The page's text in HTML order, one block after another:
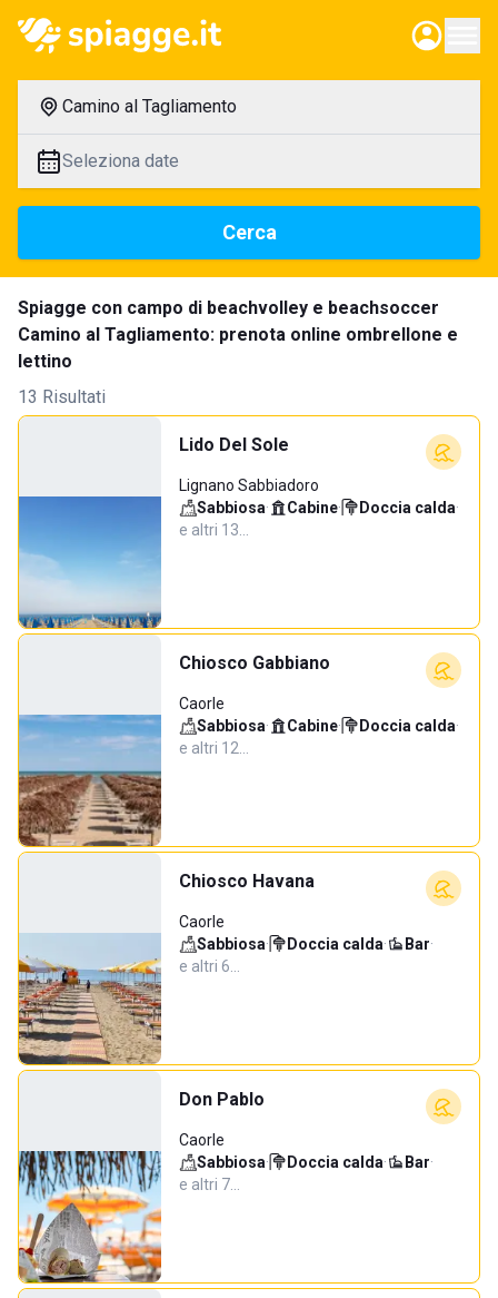
Camino al Tagliamento
Seleziona date
Cerca
Spiagge con campo di beachvolley e beachsoccer
Camino al Tagliamento: prenota online ombrellone e
lettino
13 Risultati
Lido Del Sole
Lignano Sabbiadoro
Sabbiosa· Cabine· Doccia calda·
e altri 13…
Chiosco Gabbiano
Caorle
Sabbiosa· Cabine· Doccia calda·
e altri 12…
Chiosco Havana
Caorle
Sabbiosa· Doccia calda· Bar·
e altri 6…
Don Pablo
Caorle
Sabbiosa· Doccia calda· Bar·
e altri 7…